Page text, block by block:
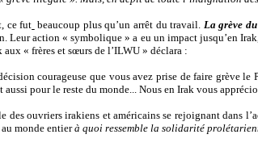
ce fut beaucoup plus qu’un arrêt du travail. La grève
Leur action « symbolique » a eu un impact jusqu’en
aux « frères et sœurs de l’ILWU » déclara :
courageuse que vous avez prise de faire grève
aussi pour le reste du monde... Nous en Irak vous
des ouvriers irakiens et américains se rejoignant dans
monde entierà quoi ressemble la solidarité